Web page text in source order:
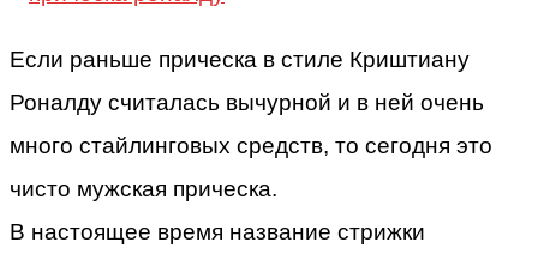
Если раньше прическа в стиле Криштиану
Роналду считалась вычурной и в ней очень
много стайлинговых средств, то сегодня это
чисто мужская прическа.
В настоящее время название стрижки